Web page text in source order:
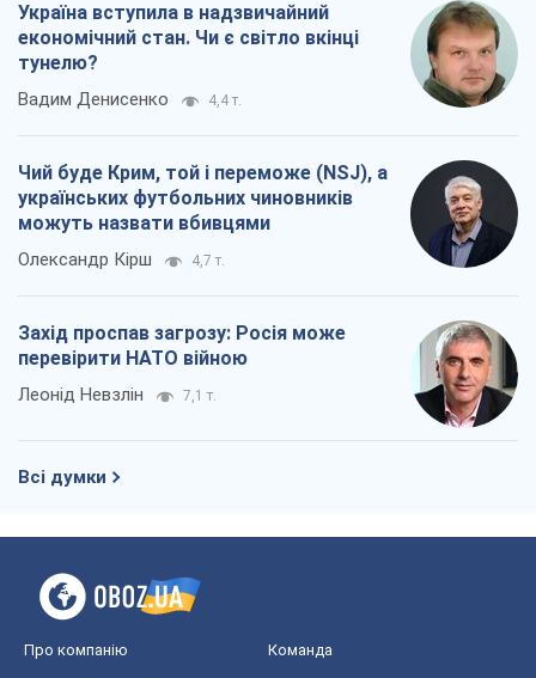
Україна вступила в надзвичайний
економічний стан. Чи є світло вкінці
тунелю?
Вадим Денисенко 4,4 т.
Чий буде Крим, той і переможе (NSJ), а
українських футбольних чиновників
можуть назвати вбивцями
Олександр Кірш 4,7 т.
Захід проспав загрозу: Росія може
перевірити НАТО війною
Леонід Невзлін 7,1 т.
Всі думки
Про компанію Команда